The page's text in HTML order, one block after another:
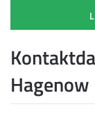
Hagenow